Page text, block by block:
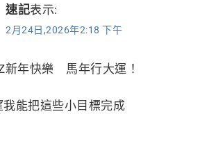
速記表示:
2月24日,2026年2:18 下午
年快樂 馬年行大運！
我能把這些小目標完成